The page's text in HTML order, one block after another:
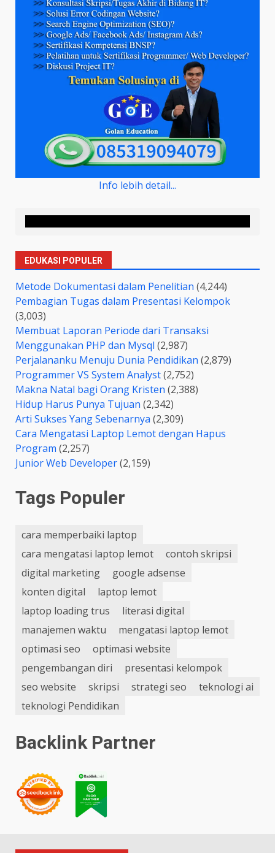
Info lebih detail...
EDUKASI POPULER
Metode Dokumentasi dalam Penelitian (4,244)
Pembagian Tugas dalam Presentasi Kelompok
(3,003)
Membuat Laporan Periode dari Transaksi
Menggunakan PHP dan Mysql (2,987)
Perjalananku Menuju Dunia Pendidikan (2,879)
Programmer VS System Analyst(2,752)
Makna Natal bagi Orang Kristen (2,388)
Hidup Harus Punya Tujuan (2,342)
Arti Sukses Yang Sebenarnya (2,309)
Cara Mengatasi Laptop Lemot dengan Hapus
Program (2,257)
Junior Web Developer(2,159)
Tags Populer
cara memperbaiki laptop
cara mengatasi laptop lemot
contoh skripsi
digital marketing
google adsense
konten digital
laptop lemot
laptop loading trus
literasi digital
manajemen waktu
mengatasi laptop lemot
optimasi seo
optimasi website
pengembangan diri
presentasi kelompok
seo website
skripsi strategi seo
teknologi ai
teknologi Pendidikan
Backlink Partner